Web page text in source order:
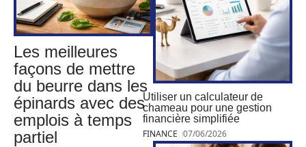
Les meilleures
façons de mettre
du beurre dans les
épinards avec des
emplois à temps
partiel
Utiliser un calculateur de
chameau pour une gestion
financière simplifiée
FINANCE 07/06/2026